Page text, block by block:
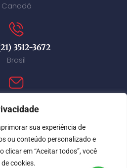
sua experiência de
ou conteúdo personalizado e
clicar em “Aceitar todos”, você
cookies.
Canadá
3512-3672
Brasil
os direitos reservados.